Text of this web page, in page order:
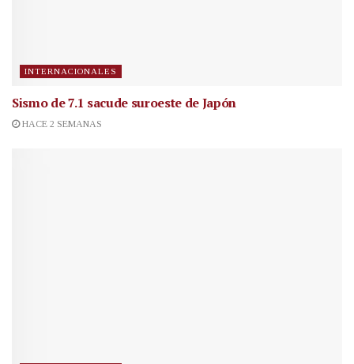
INTERNACIONALES
Sismo de 7.1 sacude suroeste de Japón
HACE 2 SEMANAS